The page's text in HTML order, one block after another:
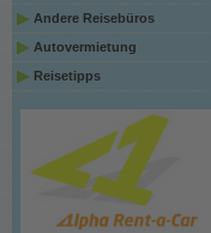
Andere Reisebüros
Autovermietung
Reisetipps